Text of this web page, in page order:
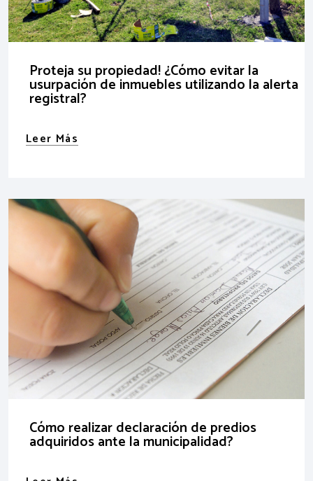
Proteja su propiedad! ¿Cómo evitar la
usurpación de inmuebles utilizando la alerta
registral?
Leer Más
Cómo realizar declaración de predios
adquiridos ante la municipalidad?